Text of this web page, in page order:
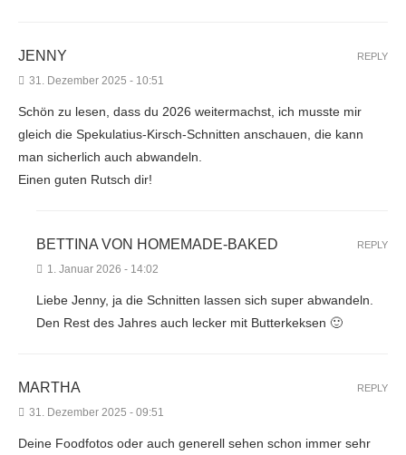
JENNY
31. Dezember 2025 - 10:51
Schön zu lesen, dass du 2026 weitermachst, ich musste mir
gleich die Spekulatius-Kirsch-Schnitten anschauen, die kann
man sicherlich auch abwandeln.
Einen guten Rutsch dir!
REPLY
BETTINA VON HOMEMADE-BAKED
1. Januar 2026 - 14:02
Liebe Jenny, ja die Schnitten lassen sich super abwandeln.
Den Rest des Jahres auch lecker mit Butterkeksen 🙂
REPLY
MARTHA
31. Dezember 2025 - 09:51
Deine Foodfotos oder auch generell sehen schon immer sehr
REPLY